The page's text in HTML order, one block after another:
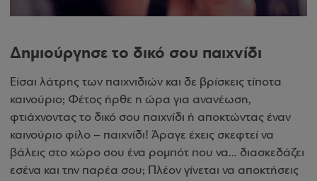
Δημιούργησε το δικό σου παιχνίδι
Είσαι λάτρης των παιχνιδιών και δε βρίσκεις τίποτα
καινούριο; Φέτος ήρθε η ώρα για ανανέωση,
φτιάχνοντας το δικό σου παιχνίδι ή αποκτώντας έναν
καινούριο φίλο – παιχνίδι! Άραγε έχεις σκεφτεί να
βάλεις στο χώρο σου ένα ρομπότ που να... διασκεδάζει
εσένα και την παρέα σου; Πλέον γίνεται να αποκτήσεις